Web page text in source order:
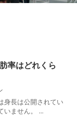
率はどれくら
身長は公開されてい
いません。 ...